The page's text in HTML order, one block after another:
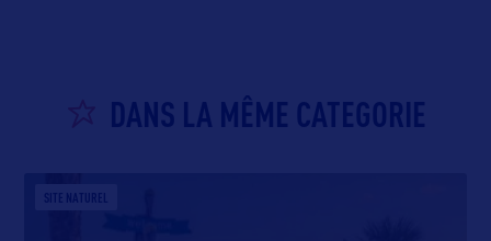
DANS LA MÊME CATEGORIE
SITE NATUREL